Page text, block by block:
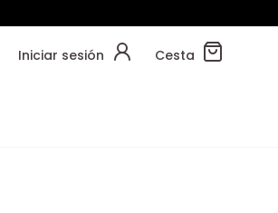
Iniciar sesión Cesta